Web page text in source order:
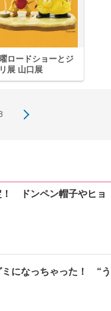
ロードショーとジ
展 山口展
！ ドンペン帽子やヒョ
ミになっちゃった！ “う